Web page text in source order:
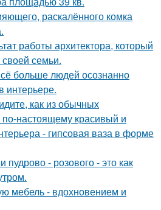
раскалённого комка
работы архитектора, который
семьи.
больше людей осознанно
интерьере.
как из обычных
настоящему красивый и
- гипсовая ваза в форме
пудрово - розового - это как
мебель - вдохновением и